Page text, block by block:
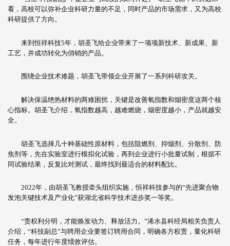
看，高校可以弥补企业科研力量的不足，同时产品的市场需求，又为高校
科研提供了方向。
来到恒祥科技5年，胡圣飞给企业带来了一项项新技术、新成果、新
工艺，并成功转化为俏销的产品。
围绕企业技术难题，胡圣飞带领企业开展了一系列科研攻关。
解决保温绝热材料的两难困扰，关键是改善氧指数和烟密度这两个核
心指标。胡圣飞介绍，氧指数越高，越难燃烧，烟密度越小，产品就越安
全。
胡圣飞选择几十种基础性原材料，包括阻燃剂、抑烟剂、分散剂、防
焦剂等，先在实验室进行模拟化试验，再到企业进行小批量试制，根据不
同试验结果，反复比对测试，最终找到最适合的材料配比。
2022年，由胡圣飞教授牵头组织实施，恒祥科技参与的“先进聚合物
发泡关键技术及产业化”获湖北省科学技术进步奖一等奖。
“责权利分明，才能焕发动力、释放活力。”浠水县科经局相关负责人
介绍，“科技副总”与聘用企业要签订聘用合同，明确各方权责，量化科研
任务，每年进行年度绩效评估。